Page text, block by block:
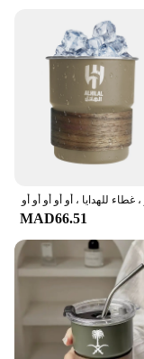
MAD66.51